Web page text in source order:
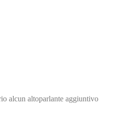
alcun altoparlante aggiuntivo